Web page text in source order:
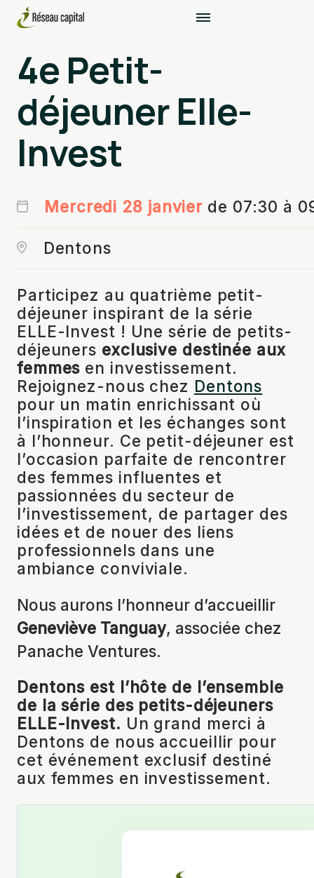
4e Petit-
déjeuner Elle-
Invest
Mercredi 28 janvier de 07:30 à
Dentons
Participez au quatrième petit-
déjeuner inspirant de la série
ELLE-Invest ! Une série de petits-
déjeuners exclusive destinée aux
femmes en investissement.
Rejoignez-nous chez Dentons
pour un matin enrichissant où
l’inspiration et les échanges sont
à l’honneur. Ce petit-déjeuner est
l’occasion parfaite de rencontrer
des femmes influentes et
passionnées du secteur de
l’investissement, de partager des
idées et de nouer des liens
professionnels dans une
ambiance conviviale.
Nous aurons l’honneur d’accueillir
Geneviève Tanguay, associée chez
Panache Ventures.
Dentons est l’hôte de l’ensemble
de la série des petits-déjeuners
ELLE-Invest. Un grand merci à
Dentons de nous accueillir pour
cet événement exclusif destiné
aux femmes en investissement.